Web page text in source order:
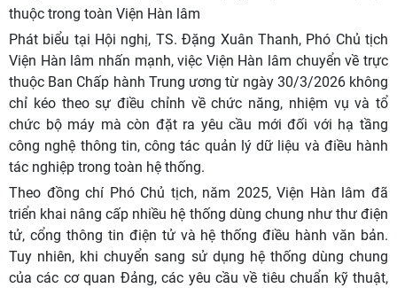
thuộc trong toàn Viện Hàn lâm
Phát biểu tại Hội nghị, TS. Đặng Xuân Thanh, Phó Chủ tịch
Viện Hàn lâm nhấn mạnh, việc Viện Hàn lâm chuyển về trực
thuộc Ban Chấp hành Trung ương từ ngày 30/3/2026 không
chỉ kéo theo sự điều chỉnh về chức năng, nhiệm vụ và tổ
chức bộ máy mà còn đặt ra yêu cầu mới đối với hạ tầng
công nghệ thông tin, công tác quản lý dữ liệu và điều hành
tác nghiệp trong toàn hệ thống.
Theo đồng chí Phó Chủ tịch, năm 2025, Viện Hàn lâm đã
triển khai nâng cấp nhiều hệ thống dùng chung như thư điện
tử, cổng thông tin điện tử và hệ thống điều hành văn bản.
Tuy nhiên, khi chuyển sang sử dụng hệ thống dùng chung
của các cơ quan Đảng, các yêu cầu về tiêu chuẩn kỹ thuật,